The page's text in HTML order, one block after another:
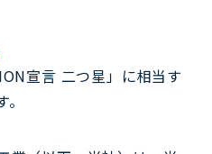
宣言 二つ星」に相当す